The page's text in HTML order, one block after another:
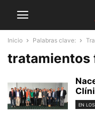
Inicio Palabras clave:
tratamientos
EN